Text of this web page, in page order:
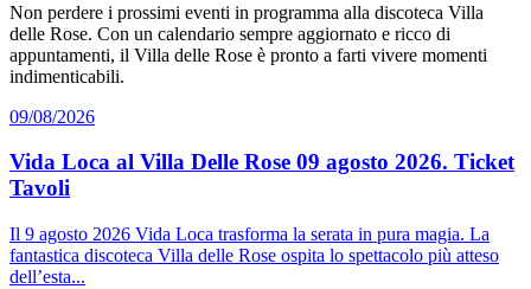
Non perdere i prossimi eventi in programma alla discoteca Villa
delle Rose. Con un calendario sempre aggiornato e ricco di
appuntamenti, il Villa delle Rose è pronto a farti vivere momenti
indimenticabili.
09/08/2026
Vida Loca al Villa Delle Rose 09 agosto 2026. Ticket
Tavoli
Il 9 agosto 2026 Vida Loca trasforma la serata in pura magia. La
fantastica discoteca Villa delle Rose ospita lo spettacolo più atteso
dell’esta...